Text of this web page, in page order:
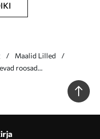
Maalid Lilled
roosad
taevas lopsaka rohelise